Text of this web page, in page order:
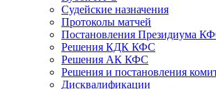
Судейские назначения
Протоколы матчей
Постановления Президиума
Решения КДК КФС
Решения АК КФС
Решения и постановления
Дисквалификации